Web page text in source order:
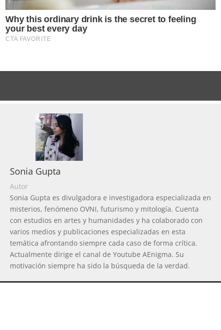
Sonia Gupta
Autor
Sonia Gupta es divulgadora e investigadora especializada en
misterios, fenómeno OVNI, futurismo y mitología. Cuenta
con estudios en artes y humanidades y ha colaborado con
varios medios y publicaciones especializadas en esta
temática afrontando siempre cada caso de forma crítica.
Actualmente dirige el canal de Youtube AEnigma. Su
motivación siempre ha sido la búsqueda de la verdad.